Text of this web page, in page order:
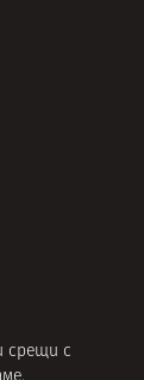
срещи с